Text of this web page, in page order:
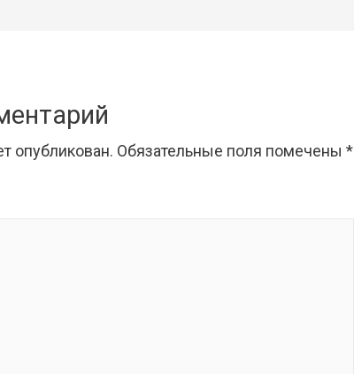
опубликован. Обязательные поля помечены*